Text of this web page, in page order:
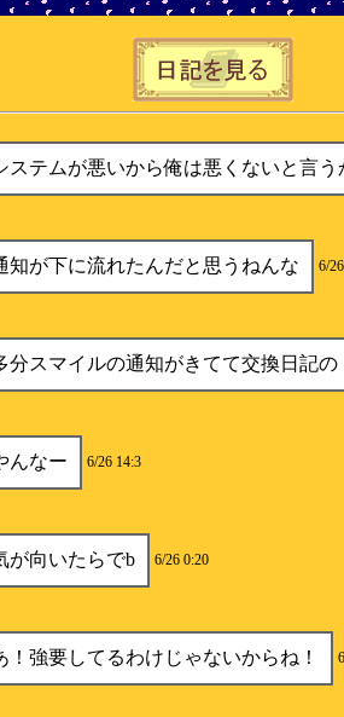
ステムが悪いから俺は悪くないと言う
知が下に流れたんだと思うねんな 6/
分スマイルの通知がきてて交換日記の
んなー 6/26 14:3
が向いたらでb 6/26 0:20
！強要してるわけじゃないからね！